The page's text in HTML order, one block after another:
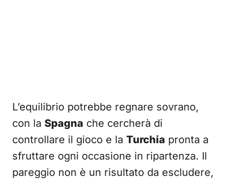
L’equilibrio potrebbe regnare sovrano,
con la Spagna che cercherà di
controllare il gioco e la Turchia pronta a
sfruttare ogni occasione in ripartenza. Il
pareggio non è un risultato da escludere,